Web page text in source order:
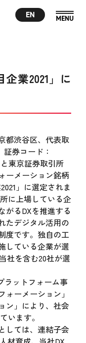
EN
業2021」に
都渋谷区、代表取
券コード：
東京証券取引所
ーメーション銘柄
」に選定されま
に上場している企
がるDXを推進する
たデジタル活用の
度です。独自の工
している企業が選
社を含む20社が選
ラットフォーム事
ーメーション」
ン」により、社会
います。
しては、連結子会